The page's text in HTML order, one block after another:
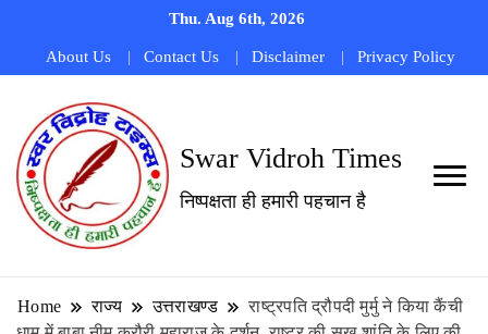
Thu. Aug 6th, 2026
About Us Contact Us Disclaimer Privacy Policy
Swar Vidroh Times
निष्पक्षता ही हमारी पहचान है
Home राज्य उत्तराखण्ड
राष्ट्रपति द्रौपदी मुर्मु ने किया कैंची